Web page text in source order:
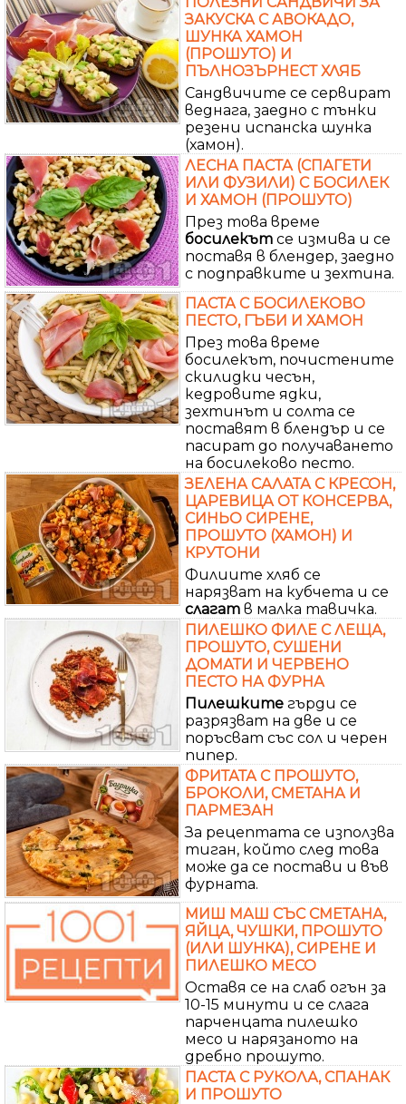
ЗАКУСКА С АВОКАДО,
ШУНКА ХАМОН
(ПРОШУТО) И
ПЪЛНОЗЪРНЕСТ ХЛЯБ
Сандвичите се сервират
веднага, заедно с тънки
резени испанска шунка
(хамон).
ЛЕСНА ПАСТА (СПАГЕТИ
ИЛИ ФУЗИЛИ) С БОСИЛЕК
И ХАМОН (ПРОШУТО)
През това време
босилекът се измива и се
поставя в блендер, заедно
с подправките и зехтина.
ПАСТА С БОСИЛЕКОВО
ПЕСТО, ГЪБИ И ХАМОН
През това време
босилекът, почистените
скилидки чесън,
кедровите ядки,
зехтинът и солта се
поставят в блендър и се
пасират до получаването
на босилеково песто.
ЗЕЛЕНА САЛАТА С КРЕСОН,
ЦАРЕВИЦА ОТ КОНСЕРВА,
СИНЬО СИРЕНЕ,
ПРОШУТО (ХАМОН) И
КРУТОНИ
Филиите хляб се
нарязват на кубчета и се
слагат в малка тавичка.
ПИЛЕШКО ФИЛЕ С ЛЕЩА,
ПРОШУТО, СУШЕНИ
ДОМАТИ И ЧЕРВЕНО
ПЕСТО НА ФУРНА
Пилешките гърди се
разрязват на две и се
поръсват със сол и черен
пипер.
ФРИТАТА С ПРОШУТО,
БРОКОЛИ, СМЕТАНА И
ПАРМЕЗАН
За рецептата се използва
тиган, който след това
може да се постави и във
фурната.
МИШ МАШ СЪС СМЕТАНА,
ЯЙЦА, ЧУШКИ, ПРОШУТО
(ИЛИ ШУНКА), СИРЕНЕ И
ПИЛЕШКО МЕСО
Оставя се на слаб огън за
10-15 минути и се слага
парченцата пилешко
месо и нарязаното на
дребно прошуто.
ПАСТА С РУКОЛА, СПАНАК
И ПРОШУТО